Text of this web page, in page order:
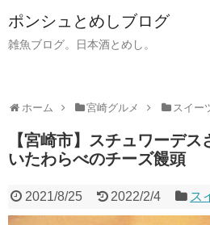
ポンシュとめしブログ
雑魚ブログ。日本酒とめし。
ホーム 宮崎グルメ スイー
【宮崎市】スチュワーデ
いたわらべのチーズ饅頭
2021/8/25 2022/2/4 ス